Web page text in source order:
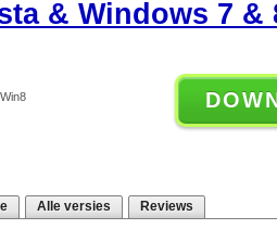
& Windows 7 &
Alle versies Reviews